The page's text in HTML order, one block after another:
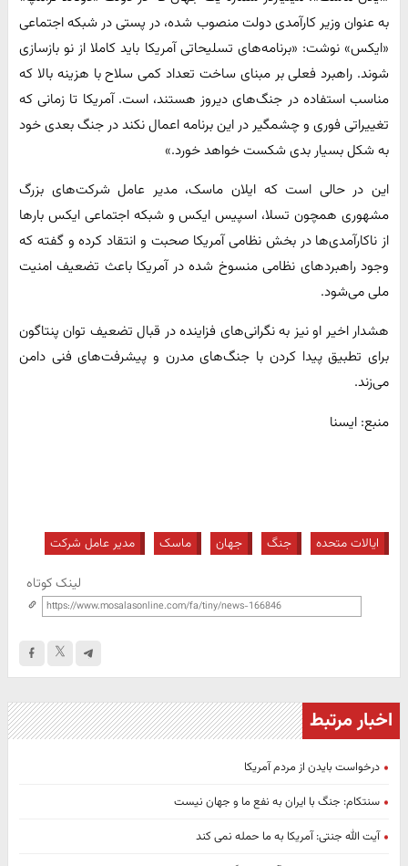
به عنوان وزیر کارآمدی دولت منصوب شده، در پستی در شبکه اجتماعی
«ایکس» نوشت: «برنامه‌های تسلیحاتی آمریکا باید کاملا از نو بازسازی
شوند. راهبرد فعلی بر مبنای ساخت تعداد کمی سلاح با هزینه بالا که
مناسب استفاده در جنگ‌های دیروز هستند، است. آمریکا تا زمانی که
تغییراتی فوری و چشمگیر در این برنامه اعمال نکند در جنگ بعدی خود
به شکل بسیار بدی شکست خواهد خورد.»
این در حالی است که ایلان ماسک، مدیر عامل شرکت‌های بزرگ
مشهوری همچون تسلا، اسپیس ایکس و شبکه اجتماعی ایکس بار‌ها
از ناکارآمدی‌ها در بخش نظامی آمریکا صحبت و انتقاد کرده و گفته که
وجود راهبرد‌های نظامی منسوخ شده در آمریکا باعث تضعیف امنیت
ملی می‌شود.
هشدار اخیر او نیز به نگرانی‌های فزاینده در قبال تضعیف توان پنتاگون
برای تطبیق پیدا کردن با جنگ‌های مدرن و پیشرفت‌های فنی دامن
می‌زند.
منبع: ایسنا
ایالات متحده جنگ جهان ماسک مدیر عامل شرکت
لینک کوتاه
اخبار مرتبط
درخواست بایدن از مردم آمریکا
سنتکام: جنگ با ایران به نفع ما و جهان نیست
آیت الله جنتی: آمریکا به ما حمله نمی کند